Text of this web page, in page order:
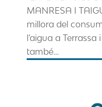
MANRESA I
millora del
l’aigua a
també...